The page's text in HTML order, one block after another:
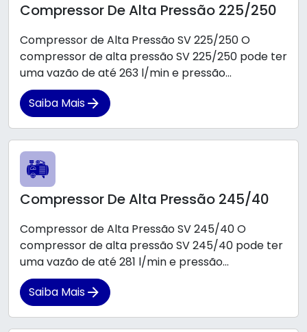
Compressor De Alta Pressão 225/250
Compressor de Alta Pressão SV 225/250 O
compressor de alta pressão SV 225/250 pode ter
uma vazão de até 263 l/min e pressão...
Saiba Mais
Compressor De Alta Pressão 245/40
Compressor de Alta Pressão SV 245/40 O
compressor de alta pressão SV 245/40 pode ter
uma vazão de até 281 l/min e pressão...
Saiba Mais